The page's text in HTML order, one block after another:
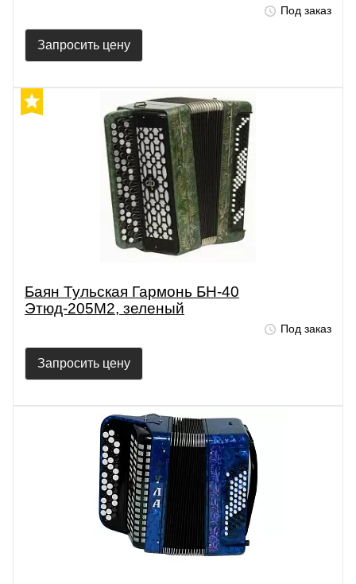
Под заказ
Запросить цену
Баян Тульская Гармонь БН-40
Этюд-205М2, зеленый
Под заказ
Запросить цену